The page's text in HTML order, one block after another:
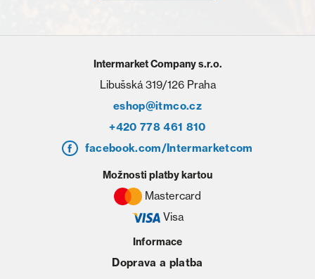
Intermarket Company s.r.o.
Libušská 319/126 Praha
eshop@itmco.cz
+420 778 461 810
facebook.com/Intermarketcom
Informace
Doprava a platba
Možnosti platby kartou
Mastercard
Visa